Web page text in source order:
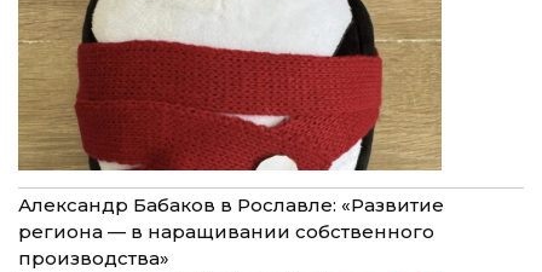
Александр Бабаков в Рославле: «Развитие
региона — в наращивании собственного
производства»